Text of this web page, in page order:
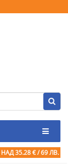
НАД 35.28 € / 69 ЛВ.